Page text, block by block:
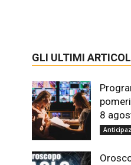
GLI ULTIMI
8